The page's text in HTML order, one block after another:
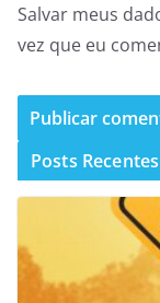
Salvar meus
vez que eu
Posts Recentes